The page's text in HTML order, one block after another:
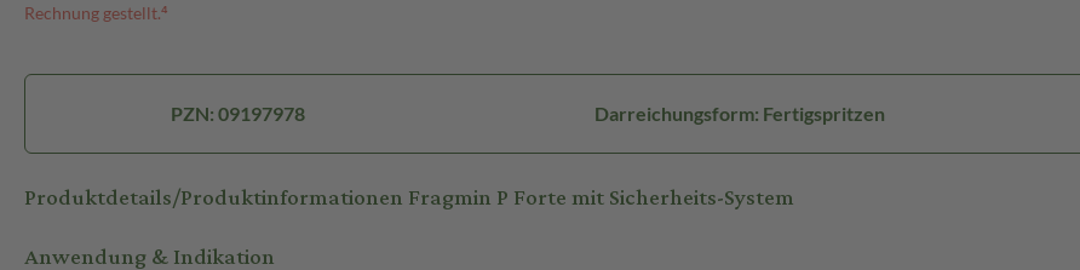
Rechnung gestellt.⁴
PZN: 09197978 Darreichungsform: Fertigspritzen
Produktdetails/Produktinformationen Fragmin P Forte mit Sicherheits-System
Anwendung & Indikation